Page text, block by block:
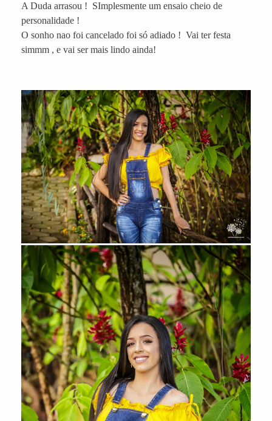
A Duda arrasou ! SImplesmente um ensaio cheio de
personalidade !
O sonho nao foi cancelado foi só adiado ! Vai ter festa
simmm , e vai ser mais lindo ainda!